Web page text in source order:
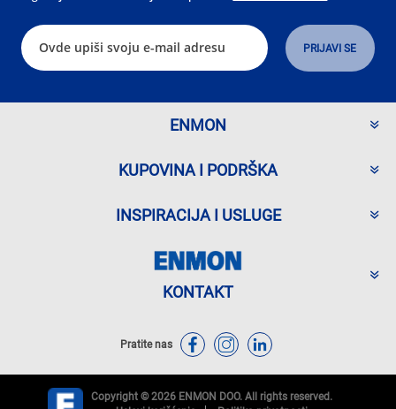
ENMON
KUPOVINA I PODRŠKA
INSPIRACIJA I USLUGE
KONTAKT
Pratite nas
Copyright © 2026 ENMON DOO. All rights reserved.